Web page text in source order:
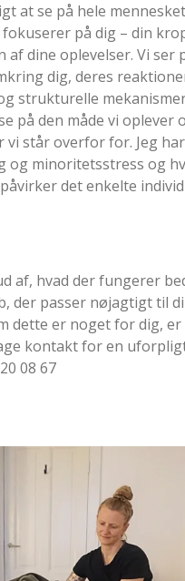
at se på hele
på dig – din
af dine oplevelser. Vi ser
dig, deres
strukturelle
på den måde vi oplever
vi står overfor for. Jeg
og minoritetsstress og
det enkelte
af, hvad der fungerer
der passer nøjagtigt til
dette er noget for dig, er
kontakt for en
08 67